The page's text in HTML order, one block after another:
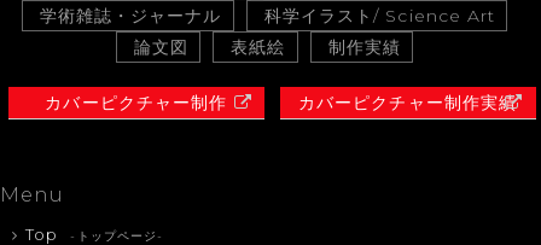
学術雑誌・ジャーナル
科学イラスト/ Science Art
論文図
表紙絵 制作実績
カバーピクチャー制作 カバーピクチャー制作実績
Menu
Top -トップページ-